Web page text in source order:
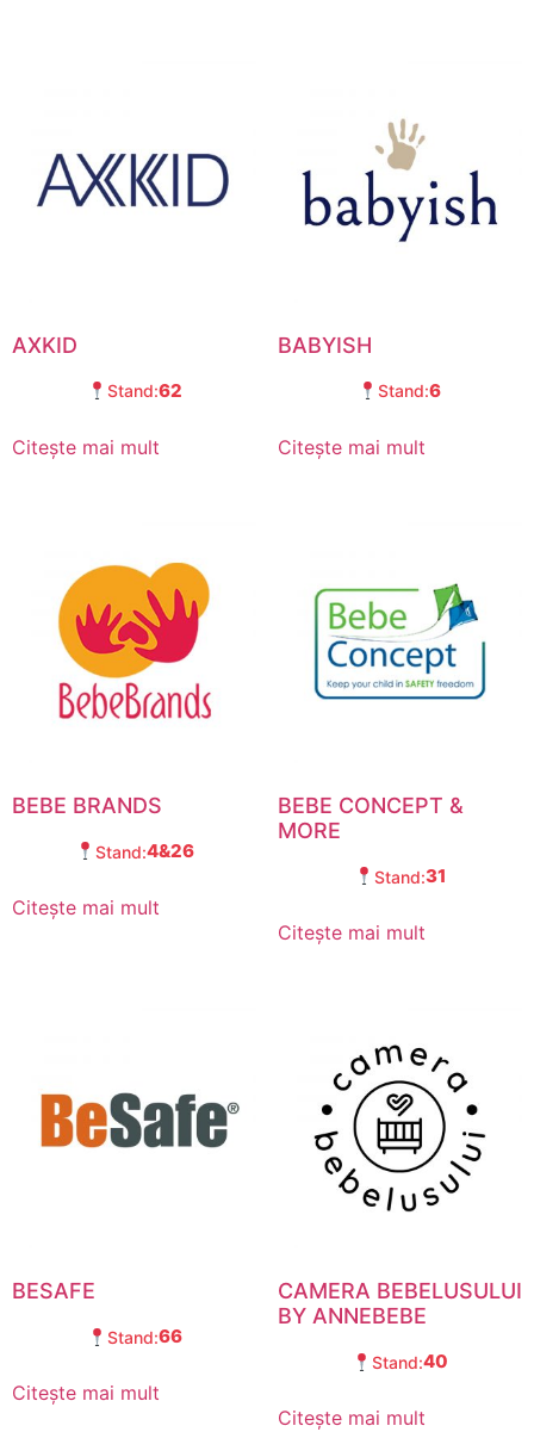
AXKID
Stand:62
Citește mai mult
BABYISH
Stand:6
Citește mai mult
BEBE BRANDS
Stand:4&26
Citește mai mult
BEBE CONCEPT &
MORE
Stand:31
Citește mai mult
BESAFE
Stand:66
Citește mai mult
CAMERA BEBELUSULUI
BY ANNEBEBE
Stand:40
Citește mai mult